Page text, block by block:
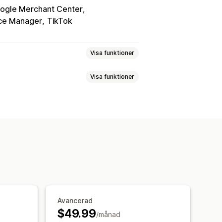
Merchant Center
Manager TikTok
Visa funktioner
GTIN-hantering
Multi-format
Visa funktioner
Avancerad
$49.99/månad